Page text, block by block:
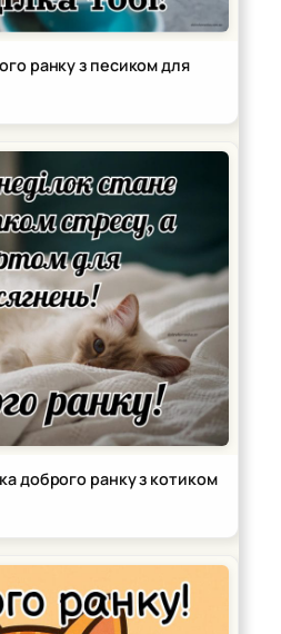
ранку з песиком для
доброго ранку з котиком